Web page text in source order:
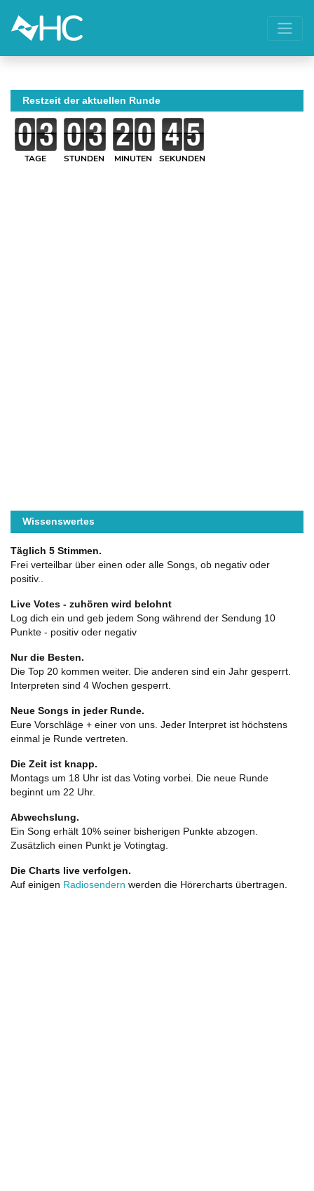
Restzeit der aktuellen Runde
TAGE STUNDEN MINUTEN SEKUNDEN
Wissenswertes
Täglich 5 Stimmen.
Frei verteilbar über einen oder alle Songs, ob negativ oder
positiv..
Live Votes - zuhören wird belohnt
Log dich ein und geb jedem Song während der Sendung 10
Punkte - positiv oder negativ
Nur die Besten.
Die Top 20 kommen weiter. Die anderen sind ein Jahr gesperrt.
Interpreten sind 4 Wochen gesperrt.
Neue Songs in jeder Runde.
Eure Vorschläge + einer von uns. Jeder Interpret ist höchstens
einmal je Runde vertreten.
Die Zeit ist knapp.
Montags um 18 Uhr ist das Voting vorbei. Die neue Runde
beginnt um 22 Uhr.
Abwechslung.
Ein Song erhält 10% seiner bisherigen Punkte abzogen.
Zusätzlich einen Punkt je Votingtag.
Die Charts live verfolgen.
Auf einigen Radiosendern werden die Hörercharts übertragen.